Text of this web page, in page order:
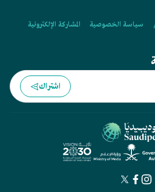
سياسة الخصوصية
المشاركة الإلكترونية
اشتراك